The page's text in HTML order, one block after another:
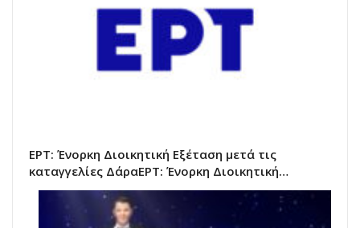
ΕΡΤ: Ένορκη Διοικητική Εξέταση μετά τις
καταγγελίες ΔάραΕΡΤ: Ένορκη Διοικητική…